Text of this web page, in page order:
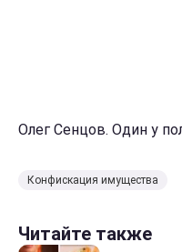
Олег Сенцов. Один у
Конфискация имущества
Читайте также